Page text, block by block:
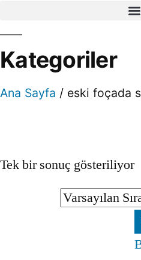
Kategoriler
Ana Sayfa / eski foçada
Tek bir sonuç gösteriliyor